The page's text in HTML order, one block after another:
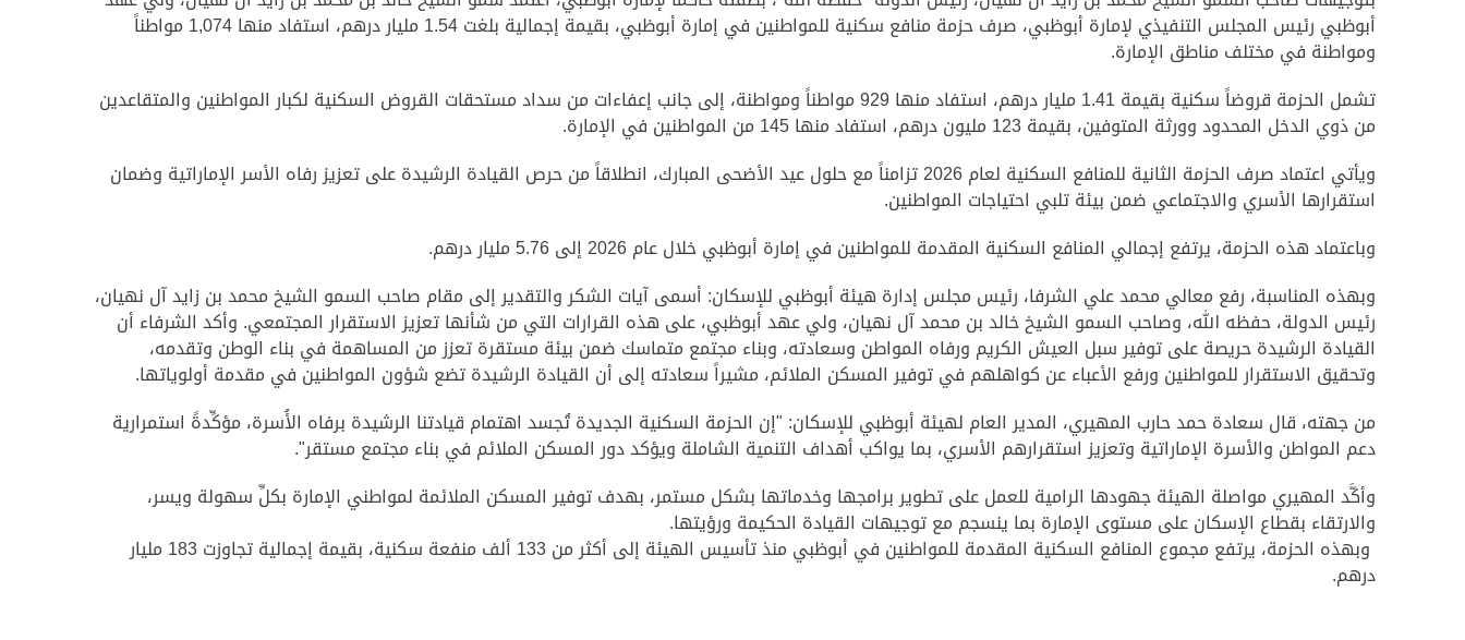
أبوظبي رئيس المجلس التنفيذي لإمارة أبوظبي، صرف حزمة منافع سكنية للمواطنين في إمارة أبوظبي، بقيمة إجمالية بلغت 1.54 مليار درهم، استفاد منها 1,074 مواطناً
ومواطنة في مختلف مناطق الإمارة.
تشمل الحزمة قروضاً سكنية بقيمة 1.41 مليار درهم، استفاد منها 929 مواطناً ومواطنة، إلى جانب إعفاءات من سداد مستحقات القروض السكنية لكبار المواطنين والمتقاعدين
من ذوي الدخل المحدود وورثة المتوفين، بقيمة 123 مليون درهم، استفاد منها 145 من المواطنين في الإمارة.
ويأتي اعتماد صرف الحزمة الثانية للمنافع السكنية لعام 2026 تزامناً مع حلول عيد الأضحى المبارك، انطلاقاً من حرص القيادة الرشيدة على تعزيز رفاه الأسر الإماراتية وضمان
استقرارها الأسري والاجتماعي ضمن بيئة تلبي احتياجات المواطنين.
وباعتماد هذه الحزمة، يرتفع إجمالي المنافع السكنية المقدمة للمواطنين في إمارة أبوظبي خلال عام 2026 إلى 5.76 مليار درهم.
وبهذه المناسبة، رفع معالي محمد علي الشرفا، رئيس مجلس إدارة هيئة أبوظبي للإسكان: أسمى آيات الشكر والتقدير إلى مقام صاحب السمو الشيخ محمد بن زايد آل نهيان،
رئيس الدولة، حفظه الله، وصاحب السمو الشيخ خالد بن محمد آل نهيان، ولي عهد أبوظبي، على هذه القرارات التي من شأنها تعزيز الاستقرار المجتمعي. وأكد الشرفاء أن
القيادة الرشيدة حريصة على توفير سبل العيش الكريم ورفاه المواطن وسعادته، وبناء مجتمع متماسك ضمن بيئة مستقرة تعزز من المساهمة في بناء الوطن وتقدمه،
وتحقيق الاستقرار للمواطنين ورفع الأعباء عن كواهلهم في توفير المسكن الملائم، مشيراً سعادته إلى أن القيادة الرشيدة تضع شؤون المواطنين في مقدمة أولوياتها.
من جهته، قال سعادة حمد حارب المهيري، المدير العام لهيئة أبوظبي للإسكان: "إن الحزمة السكنية الجديدة تُجسد اهتمام قيادتنا الرشيدة برفاه الأُسرة، مؤكِّدةً استمرارية
دعم المواطن والأسرة الإماراتية وتعزيز استقرارهم الأسري، بما يواكب أهداف التنمية الشاملة ويؤكد دور المسكن الملائم في بناء مجتمع مستقر".
وأكَّد المهيري مواصلة الهيئة جهودها الرامية للعمل على تطوير برامجها وخدماتها بشكل مستمر، بهدف توفير المسكن الملائمة لمواطني الإمارة بكلِّ سهولة ويسر،
والارتقاء بقطاع الإسكان على مستوى الإمارة بما ينسجم مع توجيهات القيادة الحكيمة ورؤيتها.
وبهذه الحزمة، يرتفع مجموع المنافع السكنية المقدمة للمواطنين في أبوظبي منذ تأسيس الهيئة إلى أكثر من 133 ألف منفعة سكنية، بقيمة إجمالية تجاوزت 183 مليار
درهم.